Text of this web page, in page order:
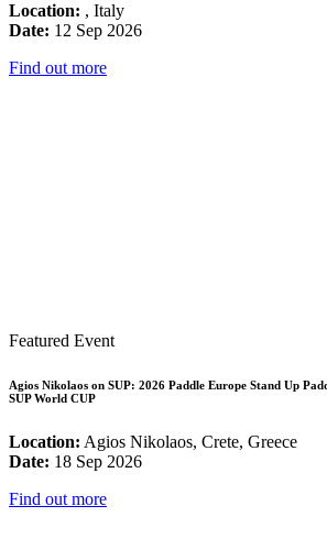
Location: , Italy
Date: 12 Sep 2026
Find out more
Featured Event
Agios Nikolaos on SUP: 2026 Paddle Europe Stand Up
SUP World CUP
Location: Agios Nikolaos, Crete, Greece
Date: 18 Sep 2026
Find out more